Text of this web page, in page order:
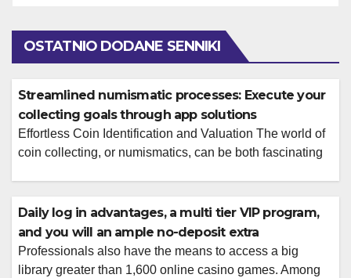
OSTATNIO DODANE SENNIKI
Streamlined numismatic processes: Execute your
collecting goals through app solutions
Effortless Coin Identification and Valuation The world of
coin collecting, or numismatics, can be both fascinating
and accurately identify coins and ascertain their value is
paramount. Traditional methods often involve consulting
hefty reference books or seeking expert opinions, which
[…]
Daily log in advantages, a multi tier VIP program,
and you will an ample no-deposit extra
Professionals also have the means to access a big
library greater than 1,600 online casino games. Among